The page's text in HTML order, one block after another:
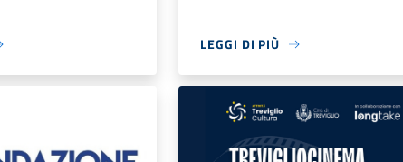
LEGGI DI PIÙ